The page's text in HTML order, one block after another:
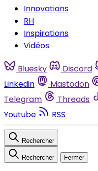
Innovations
RH
Inspirations
Vidéos
Bluesky Discord
Linkedin
Mastodon
Telegram
Threads
Youtube
RSS
Rechercher
Rechercher Fermer